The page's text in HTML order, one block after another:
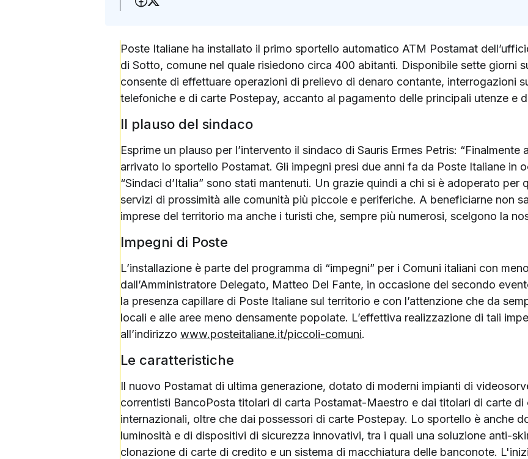
Poste Italiane ha installato il primo sportello automatico ATM Postamat
di Sotto, comune nel quale risiedono circa 400 abitanti. Disponibile sette giorni
consente di effettuare operazioni di prelievo di denaro contante, interrogazioni
telefoniche e di carte Postepay, accanto al pagamento delle principali utenze e
Il plauso del sindaco
Esprime un plauso per l’intervento il sindaco di Sauris Ermes Petris:
arrivato lo sportello Postamat. Gli impegni presi due anni fa da Poste Italiane in
“Sindaci d’Italia” sono stati mantenuti. Un grazie quindi a chi si è adoperato
servizi di prossimità alle comunità più piccole e periferiche. A beneficiarne non
imprese del territorio ma anche i turisti che, sempre più numerosi, scelgono la
Impegni di Poste
L’installazione è parte del programma di “impegni” per i Comuni italiani con
dall’Amministratore Delegato, Matteo Del Fante, in occasione del secondo
la presenza capillare di Poste Italiane sul territorio e con l’attenzione che da
locali e alle aree meno densamente popolate. L’effettiva realizzazione di tali
all’indirizzo www.posteitaliane.it/piccoli-comuni.
Le caratteristiche
Il nuovo Postamat di ultima generazione, dotato di moderni impianti di
correntisti BancoPosta titolari di carta Postamat-Maestro e dai titolari di carte
internazionali, oltre che dai possessori di carte Postepay. Lo sportello è anche
luminosità e di dispositivi di sicurezza innovativi, tra i quali una soluzione anti-
clonazione di carte di credito e un sistema di macchiatura delle banconote.